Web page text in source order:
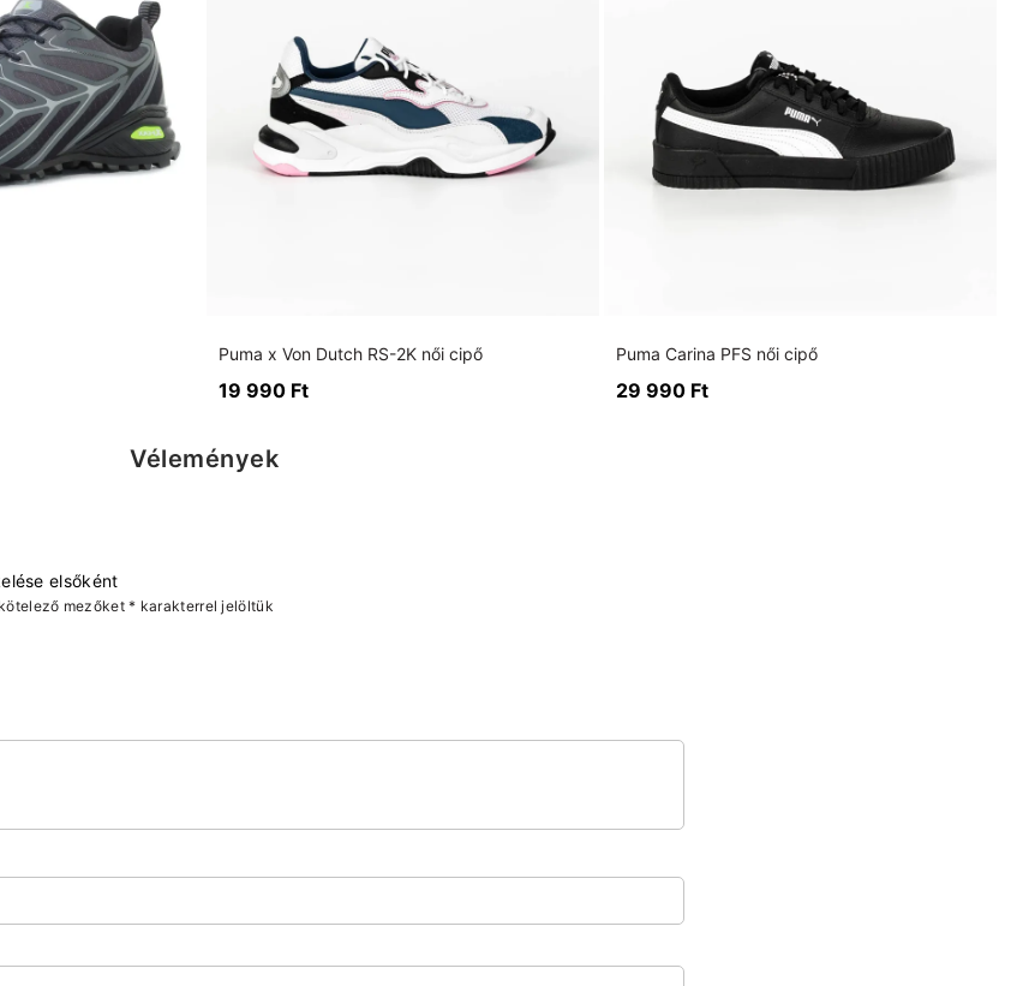
Puma x Von Dutch RS-2K női cipő
19 990 Ft
Puma Carina PFS női cipő
29 990 Ft
Vélemények
elsőként
mezőket* karakterrel jelöltük